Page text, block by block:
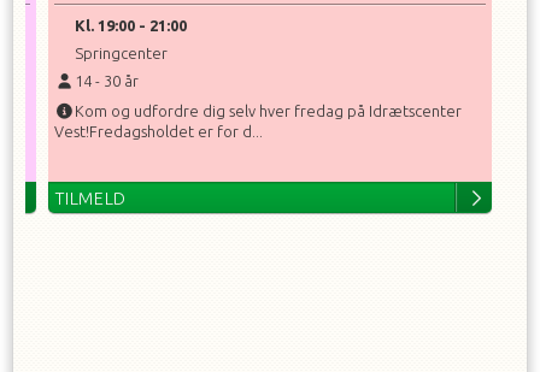
Kl. 19:00 - 21:00
Springcenter
14- 30år
Kom og udfordre dig selv hver fredag på Idrætscenter
Vest!Fredagsholdet er for d...
TILMELD